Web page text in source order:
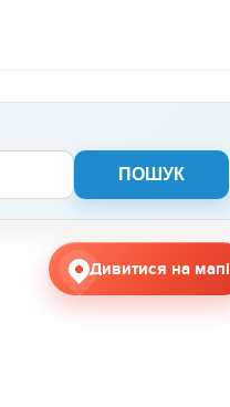
Дивитися на мапі